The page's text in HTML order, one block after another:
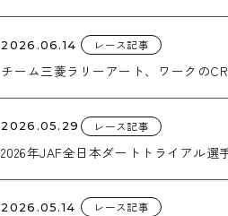
2026.06.14 レース記事
チーム三菱ラリーアート、ワークの
2026.05.29 レース記事
2026年JAF全日本ダートトライアル
2026.05.14 レース記事